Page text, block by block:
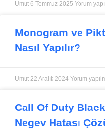
Umut 6 Temmuz 2025 Yorum
Monogram ve
Nasıl Yapılır?
Umut 22 Aralık 2024 Yorum
Call Of Duty
Negev Hatası